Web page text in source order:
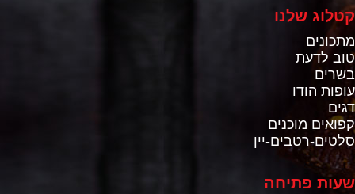
קטלוג שלנו
מתכונים
טוב לדעת
בשרים
עופות הודו
דגים
קפואים מוכנים
סלטים-רטבים-יין
שעות פתיחה